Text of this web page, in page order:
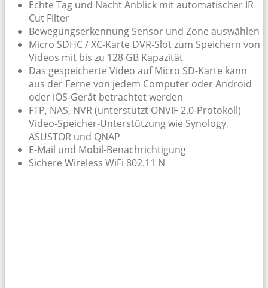
Echte Tag und Nacht Anblick mit automatischer IR
Cut Filter
Bewegungserkennung Sensor und Zone auswählen
Micro SDHC / XC-Karte DVR-Slot zum Speichern von
Videos mit bis zu 128 GB Kapazität
Das gespeicherte Video auf Micro SD-Karte kann
aus der Ferne von jedem Computer oder Android
oder iOS-Gerät betrachtet werden
FTP, NAS, NVR (unterstützt ONVIF 2.0-Protokoll)
Video-Speicher-Unterstützung wie Synology,
ASUSTOR und QNAP
E-Mail und Mobil-Benachrichtigung
Sichere Wireless WiFi 802.11 N